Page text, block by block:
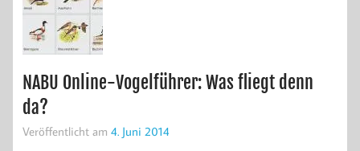
NABU Online-Vogelführer: Was fliegt denn
da?
Veröffentlicht am 4. Juni 2014